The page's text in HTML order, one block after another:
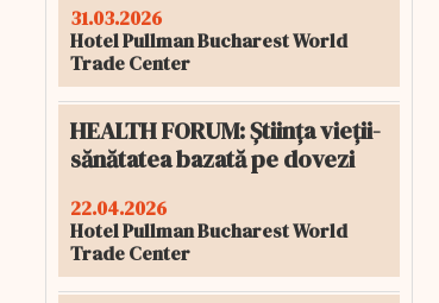
31.03.2026
Hotel Pullman Bucharest World
Trade Center
HEALTH FORUM: Știința vieții-
sănătatea bazată pe dovezi
22.04.2026
Hotel Pullman Bucharest World
Trade Center